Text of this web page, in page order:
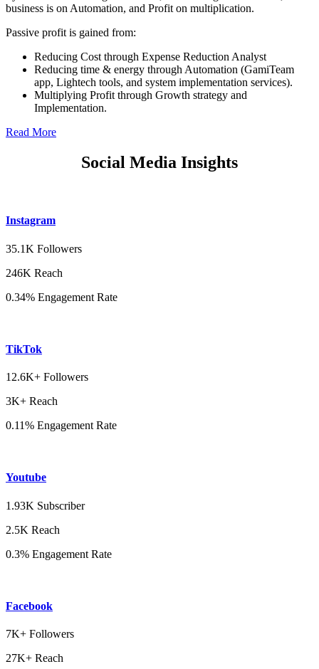
business is on Automation, and Profit on multiplication.
Passive profit is gained from:
Reducing Cost through Expense Reduction Analyst
Reducing time & energy through Automation (GamiTeam
app, Lightech tools, and system implementation services).
Multiplying Profit through Growth strategy and
Implementation.
Read More
Social Media Insights
Instagram
35.1K Followers
246K Reach
0.34% Engagement Rate
TikTok
12.6K+ Followers
3K+ Reach
0.11% Engagement Rate
Youtube
1.93K Subscriber
2.5K Reach
0.3% Engagement Rate
Facebook
7K+ Followers
27K+ Reach